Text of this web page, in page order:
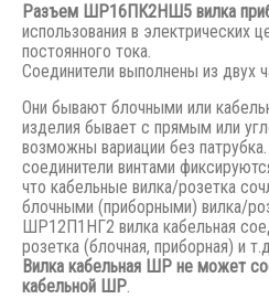
Разъем ШР16ПК2НШ5 вилка
использования в электрических
постоянного тока.
Соединители выполнены из двух
Они бывают блочными или
изделия бывает с прямым или
возможны вариации без патрубка.
соединители винтами
что кабельные вилка/розетка
блочными (приборными) вилка/
ШР12П1НГ2 вилка кабельная
розетка (блочная, приборная) и
Вилка кабельная ШР не может
кабельной ШР.